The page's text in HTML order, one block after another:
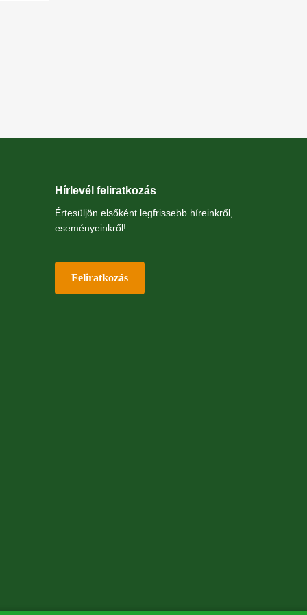
Hírlevél feliratkozás
Értesüljön elsőként legfrissebb híreinkről,
eseményeinkről!
Feliratkozás